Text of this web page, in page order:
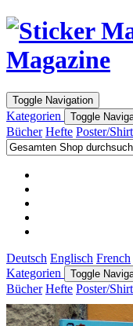
Magazine
Toggle Navigation
Kategorien Toggle
Bücher Hefte Poster/
Deutsch Englisch French
Kategorien
Toggle
Bücher Hefte Poster/